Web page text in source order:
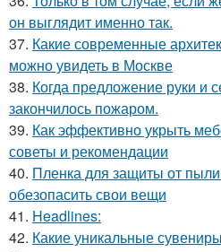
он выглядит именно так.
37. Какие современные
можно увидеть в Москве
38. Когда предложение руки и
закончилось пожаром.
39. Как эффективно укрыть
советы и рекомендации
40. Пленка для защиты от
обезопасить свои вещи
41. Headlines:
42. Какие уникальные